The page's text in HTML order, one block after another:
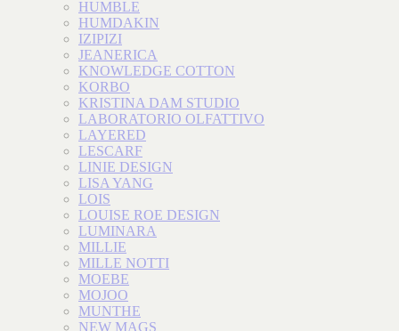
HUMBLE
HUMDAKIN
IZIPIZI
JEANERICA
KNOWLEDGE COTTON
KORBO
KRISTINA DAM STUDIO
LABORATORIO OLFATTIVO
LAYERED
LESCARF
LINIE DESIGN
LISA YANG
LOIS
LOUISE ROE DESIGN
LUMINARA
MILLIE
MILLE NOTTI
MOEBE
MOJOO
MUNTHE
NEW MAGS